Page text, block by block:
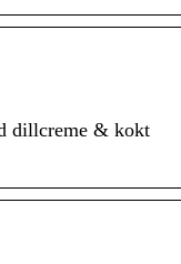
dillcreme & kokt